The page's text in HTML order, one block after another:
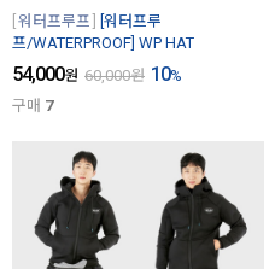
워터프루프
[워터프루
프/WATERPROOF] WP HAT
54,000원 60,000원 10%
구매 7